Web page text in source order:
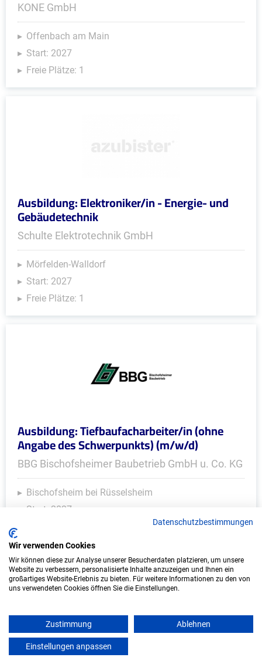
KONE GmbH
Offenbach am Main
Start: 2027
Freie Plätze: 1
Ausbildung: Elektroniker/in - Energie- und
Gebäudetechnik
Schulte Elektrotechnik GmbH
Mörfelden-Walldorf
Start: 2027
Freie Plätze: 1
Ausbildung: Tiefbaufacharbeiter/in (ohne
Angabe des Schwerpunkts) (m/w/d)
BBG Bischofsheimer Baubetrieb GmbH u. Co. KG
Bischofsheim bei Rüsselsheim
Start: 2027
Weitere Ausbildungsplätze
IT/Computer - Ausbildungsplätze
Datenschutzbestimmungen
Wir verwenden Cookies
Wir können diese zur Analyse unserer Besucherdaten platzieren, um unsere
Website zu verbessern, personalisierte Inhalte anzuzeigen und Ihnen ein
großartiges Website-Erlebnis zu bieten. Für weitere Informationen zu den von
uns verwendeten Cookies öffnen Sie die Einstellungen.
Zustimmung Ablehnen
Einstellungen anpassen